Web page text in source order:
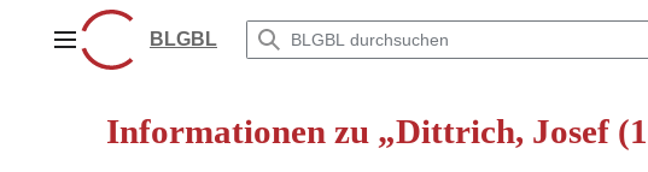
springenHauptmenüBLGBL
Informationen zu „Dittrich, Josef